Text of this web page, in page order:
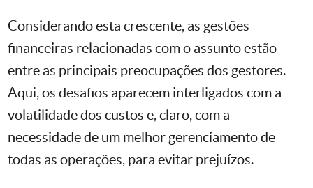
Considerando esta crescente, as gestões
financeiras relacionadas com o assunto estão
entre as principais preocupações dos gestores.
Aqui, os desafios aparecem interligados com a
volatilidade dos custos e, claro, com a
necessidade de um melhor gerenciamento de
todas as operações, para evitar prejuízos.